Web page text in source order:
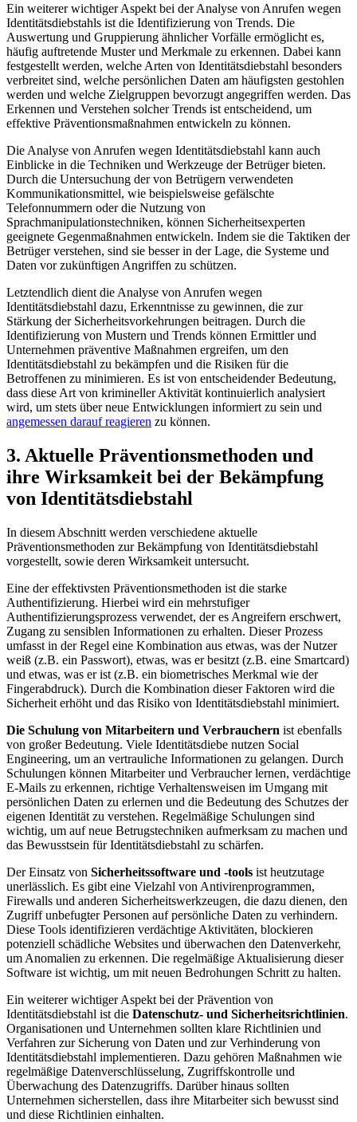
Ein ⁣weiterer wichtiger Aspekt bei der ⁣Analyse⁢ von Anrufen wegen
Identitätsdiebstahls ist die Identifizierung von Trends. ​Die
Auswertung‌ und Gruppierung ähnlicher Vorfälle ermöglicht es,
häufig auftretende Muster und Merkmale zu erkennen. Dabei kann⁤
festgestellt werden, welche Arten von Identitätsdiebstahl​ besonders
verbreitet sind, welche persönlichen Daten am häufigsten gestohlen
werden ‍und welche Zielgruppen bevorzugt angegriffen werden. Das
Erkennen‍ und Verstehen solcher⁤ Trends ist entscheidend, um
effektive Präventionsmaßnahmen entwickeln⁣ zu können.
Die Analyse​ von Anrufen wegen Identitätsdiebstahl kann auch
Einblicke in die​ Techniken und Werkzeuge der‌ Betrüger bieten.
Durch die⁤ Untersuchung der von Betrügern verwendeten
Kommunikationsmittel, wie beispielsweise gefälschte
Telefonnummern ⁣oder die Nutzung von
Sprachmanipulationstechniken, können Sicherheitsexperten
geeignete Gegenmaßnahmen entwickeln. Indem sie die Taktiken der
Betrüger ‌verstehen,‌ sind sie besser in ⁤der Lage, die Systeme und
Daten vor⁣ zukünftigen Angriffen zu schützen.
Letztendlich dient die Analyse von Anrufen wegen
Identitätsdiebstahl dazu, Erkenntnisse zu gewinnen, die ‌zur
Stärkung der Sicherheitsvorkehrungen beitragen. ‌Durch die
Identifizierung von⁢ Mustern und Trends ⁤können Ermittler und
Unternehmen präventive Maßnahmen ergreifen, um den
Identitätsdiebstahl zu bekämpfen und die Risiken für die
Betroffenen zu ​minimieren. Es ist ​von entscheidender ⁤Bedeutung,
dass diese Art von krimineller Aktivität ⁢kontinuierlich analysiert
wird, um stets⁣ über neue Entwicklungen informiert zu sein und‍
angemessen ‍darauf reagieren zu können.
3. Aktuelle Präventionsmethoden⁣ und
ihre Wirksamkeit bei​ der ⁣Bekämpfung
von Identitätsdiebstahl
In diesem ⁢Abschnitt⁣ werden‍ verschiedene aktuelle
Präventionsmethoden zur Bekämpfung von Identitätsdiebstahl
vorgestellt, sowie ‍deren Wirksamkeit untersucht.
Eine der effektivsten Präventionsmethoden ist die starke
Authentifizierung. Hierbei‍ wird ein⁣ mehrstufiger⁤
Authentifizierungsprozess verwendet, der es Angreifern erschwert,
Zugang zu sensiblen Informationen zu erhalten. Dieser Prozess
⁣umfasst in der ⁢Regel eine Kombination aus ⁤etwas, was der Nutzer
weiß (z.B. ein Passwort), etwas,‌ was⁣ er besitzt (z.B. eine Smartcard)
und etwas, was ‌er‌ ist​ (z.B.⁤ ein biometrisches Merkmal ⁣wie der
Fingerabdruck). ⁤Durch die Kombination dieser⁢ Faktoren wird ‍die
Sicherheit erhöht​ und ⁤das Risiko von Identitätsdiebstahl minimiert.
Die Schulung von⁤ Mitarbeitern⁤ und Verbrauchern ist ebenfalls
von großer Bedeutung. Viele Identitätsdiebe nutzen Social
Engineering, um an vertrauliche ⁣Informationen zu gelangen.‍ Durch
Schulungen können Mitarbeiter und Verbraucher ‌lernen, verdächtige
E-Mails zu erkennen, ⁤richtige Verhaltensweisen im Umgang mit
persönlichen Daten zu erlernen und die Bedeutung des Schutzes der
eigenen ‌Identität zu​ verstehen. Regelmäßige Schulungen sind
wichtig, um auf neue Betrugstechniken aufmerksam ‍zu machen und
das Bewusstsein für Identitätsdiebstahl ⁤zu schärfen.
Der Einsatz ⁢von Sicherheitssoftware und -tools ist heutzutage
unerlässlich. Es gibt eine Vielzahl von Antivirenprogrammen,
Firewalls und anderen Sicherheitswerkzeugen, die dazu dienen, den‌
Zugriff unbefugter Personen auf persönliche Daten⁣ zu verhindern.
Diese Tools ⁢identifizieren verdächtige Aktivitäten, blockieren
potenziell⁢ schädliche Websites⁢ und überwachen den ‍Datenverkehr,
⁤um Anomalien zu erkennen. Die regelmäßige Aktualisierung dieser
Software ⁤ist ⁤wichtig, um mit ​neuen Bedrohungen Schritt zu halten.
Ein ⁣weiterer wichtiger⁣ Aspekt bei der Prävention von
Identitätsdiebstahl ist die Datenschutz- ⁣und Sicherheitsrichtlinien.
Organisationen ‍und Unternehmen sollten klare Richtlinien und
Verfahren ⁣zur Sicherung von Daten und zur Verhinderung von
Identitätsdiebstahl implementieren. Dazu gehören Maßnahmen wie
regelmäßige ‍Datenverschlüsselung, ⁢Zugriffskontrolle und
Überwachung des​ Datenzugriffs.⁣ Darüber hinaus sollten
Unternehmen sicherstellen,⁣ dass ihre Mitarbeiter sich bewusst sind
und diese‍ Richtlinien einhalten.